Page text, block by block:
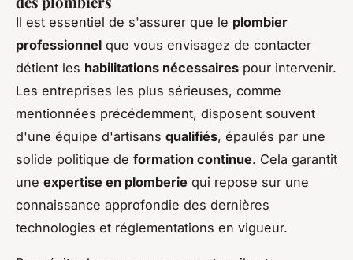
Il est essentiel de s'assurer que le plombier
professionnel que vous envisagez de contacter
détient les habilitations nécessaires pour intervenir.
Les entreprises les plus sérieuses, comme
mentionnées précédemment, disposent souvent
d'une équipe d'artisans qualifiés, épaulés par une
solide politique de formation continue. Cela garantit
une expertise en plomberie qui repose sur une
connaissance approfondie des dernières
technologies et réglementations en vigueur.